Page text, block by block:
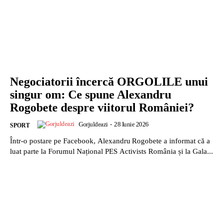
Negociatorii încercă ORGOLILE unui
singur om: Ce spune Alexandru
Rogobete despre viitorul României?
SPORT Gorjuldeazi - 28 Iunie 2026
Într-o postare pe Facebook, Alexandru Rogobete a informat că a
luat parte la Forumul Național PES Activists România și la Gala...